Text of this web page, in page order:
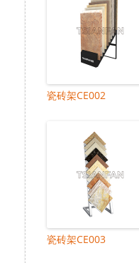
瓷砖架CE002
瓷砖架CE003